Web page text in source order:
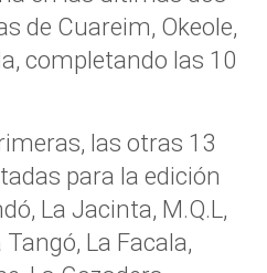
de Cuareim, Okeole,
completando las 10
las otras 13
para la edición
La Jacinta, M.Q.L,
La Facala,